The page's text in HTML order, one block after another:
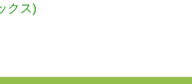
クス)